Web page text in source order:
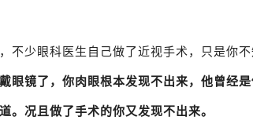
少眼科医生自己做了近视手术，只是你不
镜了，你肉眼根本发现不出来，他曾经是
。况且做了手术的你又发现不出来。